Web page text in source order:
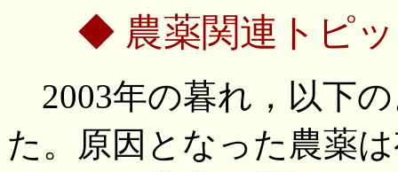
◆ 農薬関連トピ
2003年の暮れ，以下
た。原因となった農薬